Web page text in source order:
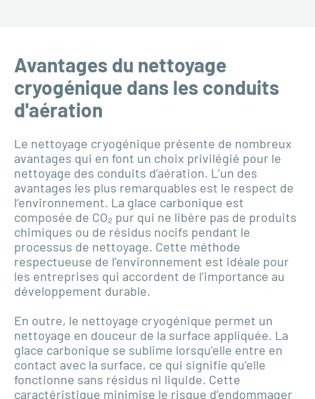
Avantages du nettoyage
cryogénique dans les conduits
d'aération
Le nettoyage cryogénique présente de nombreux
avantages qui en font un choix privilégié pour le
nettoyage des conduits d’aération. L’un des
avantages les plus remarquables est le respect de
l’environnement. La glace carbonique est
composée de CO₂ pur qui ne libère pas de produits
chimiques ou de résidus nocifs pendant le
processus de nettoyage. Cette méthode
respectueuse de l’environnement est idéale pour
les entreprises qui accordent de l’importance au
développement durable.
En outre, le nettoyage cryogénique permet un
nettoyage en douceur de la surface appliquée. La
glace carbonique se sublime lorsqu’elle entre en
contact avec la surface, ce qui signifie qu’elle
fonctionne sans résidus ni liquide. Cette
caractéristique minimise le risque d’endommager